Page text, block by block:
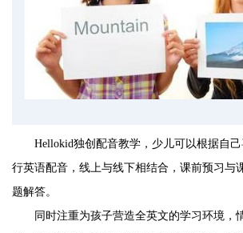
Hellokid独创配音教学，少儿可以根据自己
行英语配音，线上与线下相结合，课前预习与
题解答。
同时注重为孩子营造全英文的学习环境，